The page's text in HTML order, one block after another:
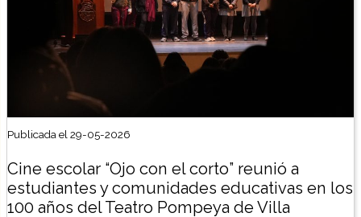
Publicada el 29-05-2026
Cine escolar “Ojo con el corto” reunió a
estudiantes y comunidades educativas en los
100 años del Teatro Pompeya de Villa